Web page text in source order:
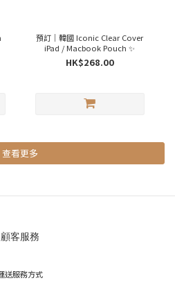
預訂｜韓國 Iconic Clear Cover
iPad / Macbook Pouch ✨
HK$268.00
查看更多
顧客服務
送服務方式